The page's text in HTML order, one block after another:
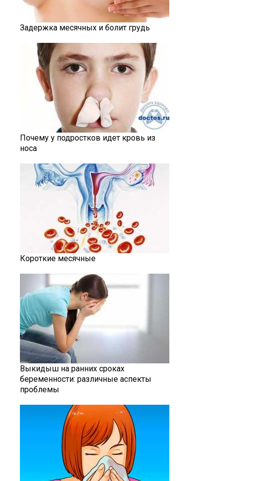
Задержка месячных и болит грудь
Почему у подростков идет кровь из
носа
Короткие месячные
Выкидыш на ранних сроках
беременности: различные аспекты
проблемы